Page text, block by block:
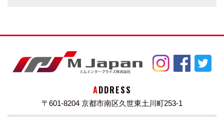
ADDRESS
〒601-8204 京都市南区久世東土川町253-1